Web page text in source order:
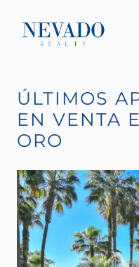
ÚLTIMOS
EN VENTA
ORO